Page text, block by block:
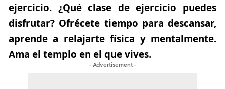
ejercicio. ¿Qué clase de ejercicio puedes
disfrutar? Ofrécete tiempo para descansar,
aprende a relajarte física y mentalmente.
Ama el templo en el que vives.
- Advertisement -